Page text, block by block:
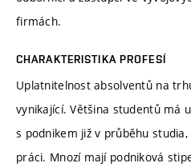
firmách.
CHARAKTERISTIKA PROFESÍ
Uplatnitelnost absolventů na
vynikající. Většina studentů má
s podnikem již v průběhu
práci. Mnozí mají podniková